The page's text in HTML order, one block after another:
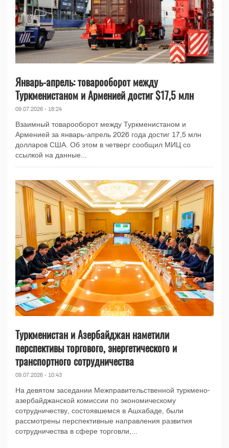
Январь-апрель: товарооборот между
Туркменистаном и Арменией достиг $17,5 млн
09.07.2026 - 18:24
Взаимный товарооборот между Туркменистаном и
Арменией за январь-апрель 2026 года достиг 17,5 млн
долларов США. Об этом в четверг сообщил МИЦ со
ссылкой на данные...
Туркменистан и Азербайджан наметили
перспективы торгового, энергетического и
транспортного сотрудничества
09.07.2026 - 10:43
На девятом заседании Межправительственной туркмено-
азербайджанской комиссии по экономическому
сотрудничеству, состоявшемся в Ашхабаде, были
рассмотрены перспективные направления развития
сотрудничества в сфере торговли,...